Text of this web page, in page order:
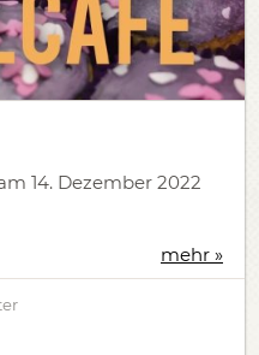
14. Dezember 2022
mehr »